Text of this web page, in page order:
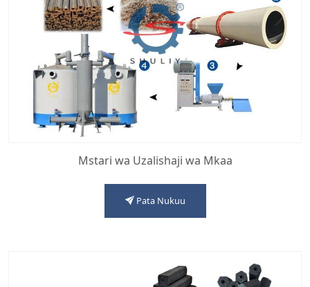
Mstari wa Uzalishaji wa Mkaa
Pata Nukuu